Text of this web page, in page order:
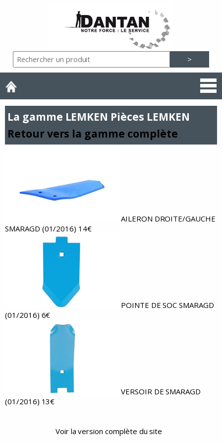
La gamme LEMKEN Pièces LEMKEN
Retour vers la gamme complète
AILERON DROITE/GAUCHE
SMARAGD (01/2016) 14€
POINTE DE SOC SMARAGD
(01/2016) 6€
VERSOIR DE SMARAGD
(01/2016) 13€
Voir la version complète du site